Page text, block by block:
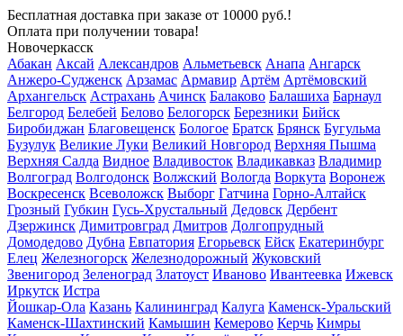
Бесплатная доставка при заказе от 10000 руб.!
Оплата при получении товара!
Новочеркасск
Абакан Аксай Александров Альметьевск Анапа Ангарск
Анжеро-Судженск Арзамас Армавир Артём Артёмовский
Архангельск Астрахань Ачинск Балаково Балашиха Барнаул
Белгород Белебей Белово Белогорск Березники Бийск
Биробиджан Благовещенск Бологое Братск Брянск Бугульма
Бузулук Великие Луки Великий Новгород Верхняя Пышма
Верхняя Салда Видное Владивосток Владикавказ Владимир
Волгоград Волгодонск Волжский Вологда Воркута Воронеж
Воскресенск Всеволожск Выборг Гатчина Горно-Алтайск
Грозный Губкин Гусь-Хрустальный Дедовск Дербент
Дзержинск Димитровград Дмитров Долгопрудный
Домодедово Дубна Евпатория Егорьевск Ейск Екатеринбург
Елец Железногорск Железнодорожный Жуковский
Звенигород Зеленоград Златоуст Иваново Ивантеевка Ижевск
Иркутск Истра
Йошкар-Ола Казань Калининград Калуга Каменск-Уральский
Каменск-Шахтинский Камышин Кемерово Керчь Кимры